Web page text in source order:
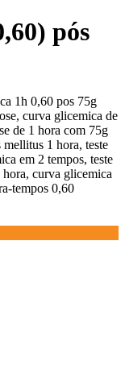
pós
1h 0,60 pos 75g
curva glicemica de
de 1 hora com 75g
mellitus 1 hora, teste
em 2 tempos, teste
curva glicemica
tempos 0,60